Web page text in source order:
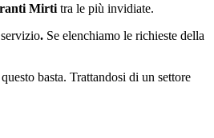
Mirti tra le più invidiate.
. Se elenchiamo le richieste della
basta. Trattandosi di un settore